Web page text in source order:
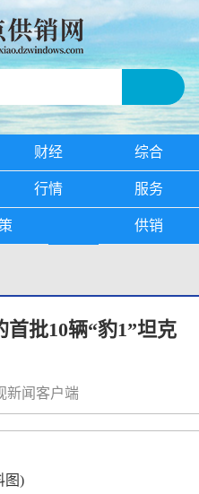
财经 综合
行情 服务
供销
批10辆“豹1”坦克
新闻客户端
图)